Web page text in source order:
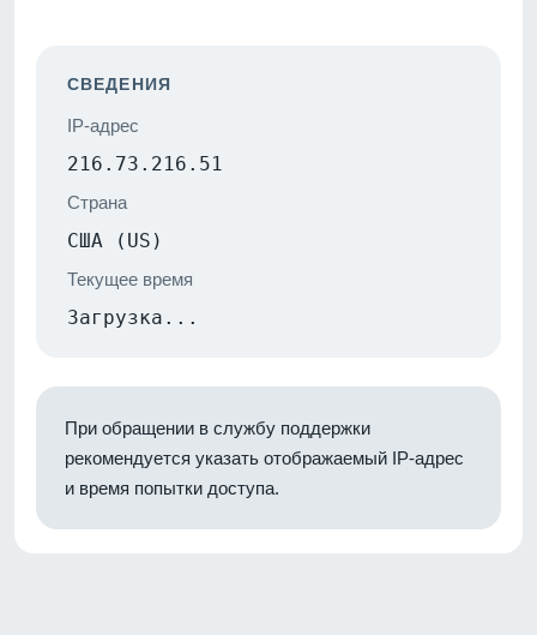
СВЕДЕНИЯ
IP-адрес
216.73.216.51
Страна
США (US)
Текущее время
Загрузка...
При обращении в службу поддержки
рекомендуется указать отображаемый IP-адрес
и время попытки доступа.